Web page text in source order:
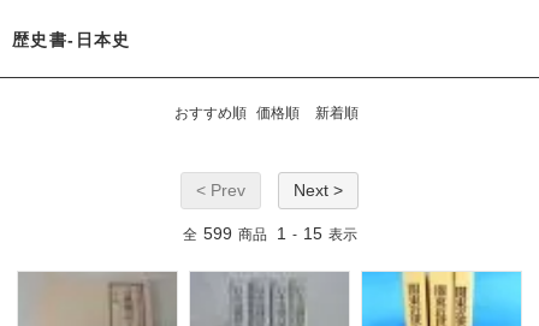
歴史書-日本史
おすすめ順 価格順 新着順
< Prev Next >
全 599 商品 1 - 15 表示